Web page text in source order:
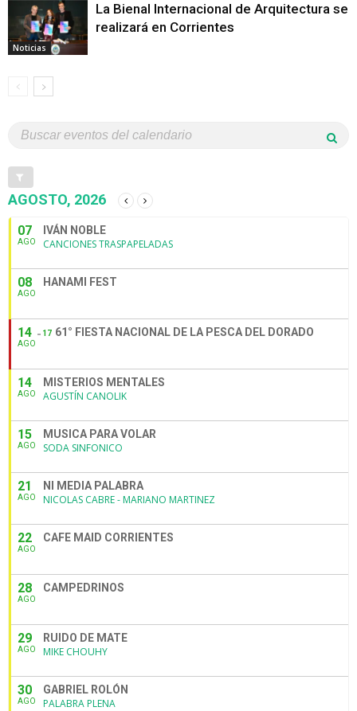
Noticias
La Bienal Internacional de Arquitectura se
realizará en Corrientes
AGOSTO, 2026
07
AGO
IVÁN NOBLE
CANCIONES TRASPAPELADAS
08
AGO
HANAMI FEST
14
AGO
17 61° FIESTA NACIONAL DE LA PESCA DEL DORADO
14
AGO
MISTERIOS MENTALES
AGUSTÍN CANOLIK
15
AGO
MUSICA PARA VOLAR
SODA SINFONICO
21
AGO
NI MEDIA PALABRA
NICOLAS CABRE - MARIANO MARTINEZ
22
AGO
CAFE MAID CORRIENTES
28
AGO
CAMPEDRINOS
29
AGO
RUIDO DE MATE
MIKE CHOUHY
30
AGO
GABRIEL ROLÓN
PALABRA PLENA